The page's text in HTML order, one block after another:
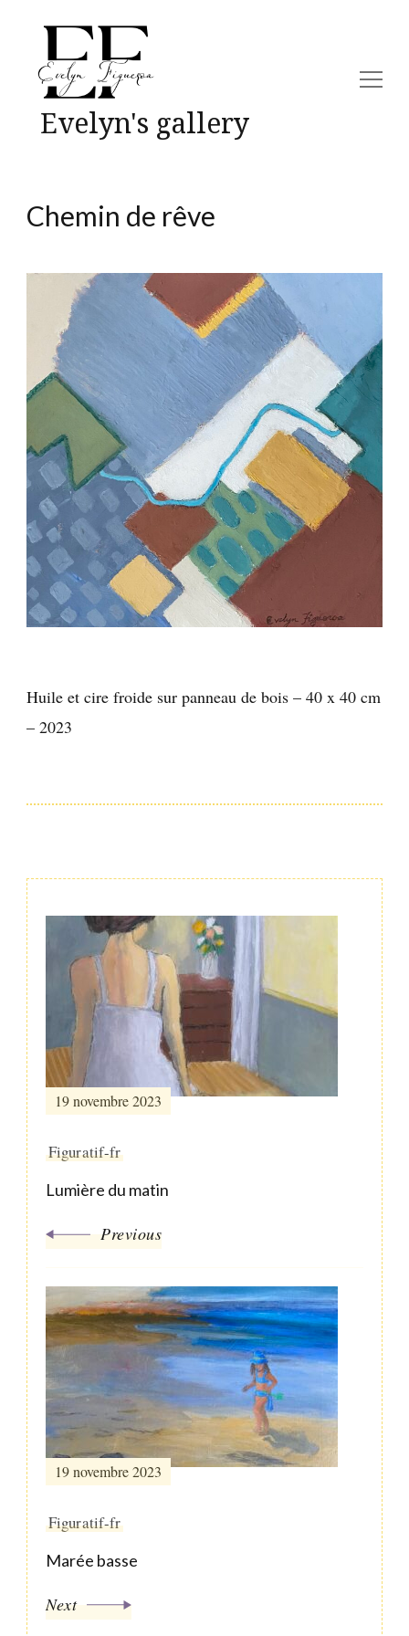
Evelyn's gallery
Chemin de rêve
Huile et cire froide sur panneau de bois – 40 x 40 cm
– 2023
Post
Navigation
19 novembre 2023
Figuratif-fr
Lumière du matin
Previous
19 novembre 2023
Figuratif-fr
Marée basse
Next